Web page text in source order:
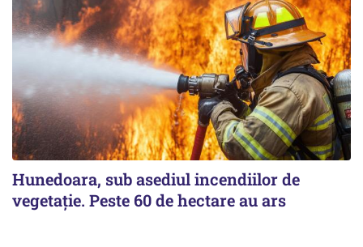
Hunedoara, sub asediul incendiilor de
vegetație. Peste 60 de hectare au ars